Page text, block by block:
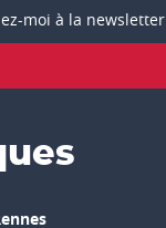
moi à la newsletter